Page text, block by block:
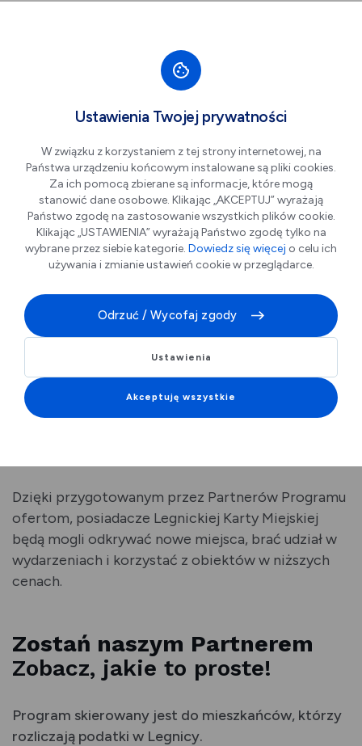
Zostań Partnerem
System usług
dla Partnerów
Legnickiej Karty Miejskiej
Program Legnicka Karta Miejska został stworzony
oferty. Uczestnicy będą mogli korzystać z usług w
takich obszarach jak kultura, sztuka, sport,
Dzięki przygotowanym przez Partnerów Programu
ofertom, posiadacze Legnickiej Karty Miejskiej
będą mogli odkrywać nowe miejsca, brać udział w
wydarzeniach i korzystać z obiektów w niższych
cenach.
Zostań naszym Partnerem
Zobacz, jakie to proste!
Program skierowany jest do mieszkańców, którzy
rozliczają podatki w Legnicy.
Ustawienia Twojej prywatności
W związku z korzystaniem z tej strony internetowej, na
Państwa urządzeniu końcowym instalowane są pliki cookies.
Za ich pomocą zbierane są informacje, które mogą
stanowić dane osobowe. Klikając „AKCEPTUJ” wyrażają
Państwo zgodę na zastosowanie wszystkich plików cookie.
Klikając „USTAWIENIA” wyrażają Państwo zgodę tylko na
wybrane przez siebie kategorie. Dowiedz się więcej o celu ich
używania i zmianie ustawień cookie w przeglądarce.
Odrzuć / Wycofaj zgody
Ustawienia
Akceptuję wszystkie